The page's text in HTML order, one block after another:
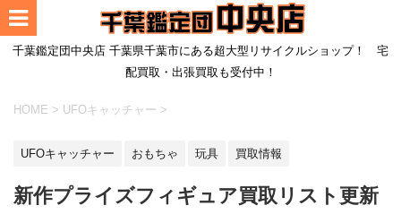
千葉鑑定団中央店 千葉県千葉市にある超大型リサイクルショップ！ 宅
配買取・出張買取も受付中！
HOME > UFOキャッチャー >
UFOキャッチャー おもちゃ 玩具 買取情報
新作プライズフィギュア買取リスト更新